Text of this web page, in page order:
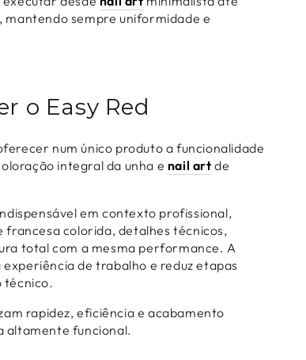
mantendo sempre uniformidade e
o Easy Red
num único produto a funcionalidade
integral da unha e nail art de
em contexto profissional,
colorida, detalhes técnicos,
total com a mesma performance. A
de trabalho e reduz etapas
técnico.
rapidez, eficiência e acabamento
altamente funcional.